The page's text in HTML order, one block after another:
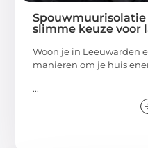
slimme keuze voor
Woon je in Leeuwarden
manieren om je huis
...